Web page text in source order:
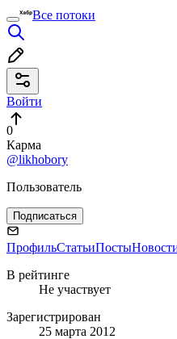
Все потоки
Войти
0
Карма
@likhobory
Пользователь
Подписаться
ПрофильСтатьиПосты
В рейтинге
Не участвует
Зарегистрирован
25 марта 2012